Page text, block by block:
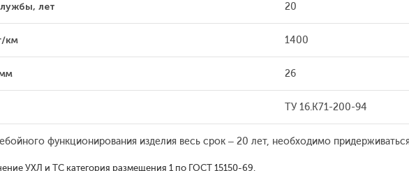
лет 20
км 1400
26
ТУ 16.К71-200-94
функционирования изделия весь срок – 20 лет, необходимо
УХЛ и ТС категория размещения 1 по ГОСТ 15150-69.